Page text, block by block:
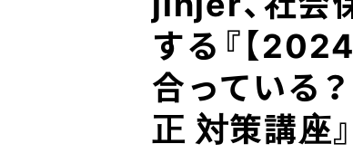
Statement
中途採用
する『【
合っている
正 対策講座